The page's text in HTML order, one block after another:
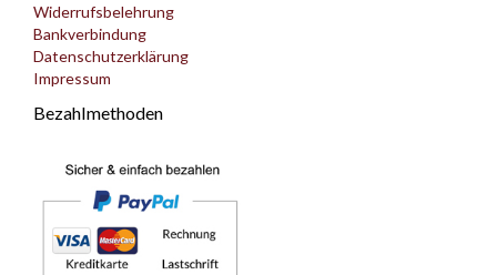
Widerrufsbelehrung
Bankverbindung
Datenschutzerklärung
Impressum
Bezahlmethoden